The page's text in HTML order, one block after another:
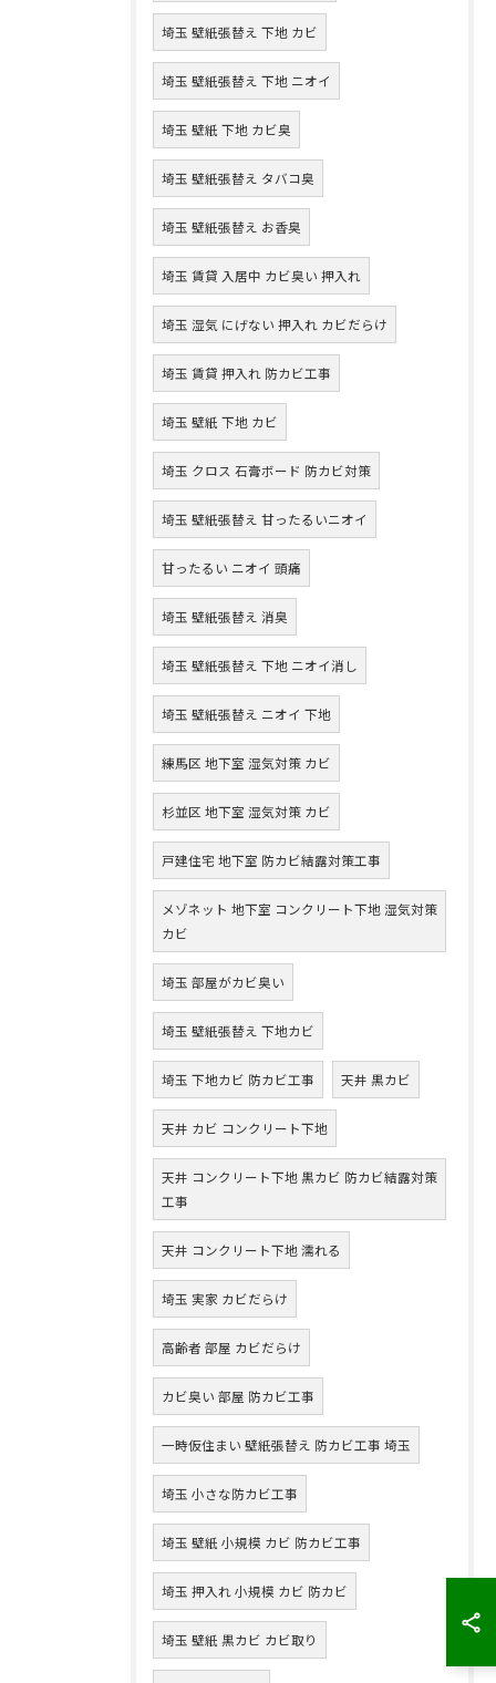
埼玉 壁紙張替え 下地 カビ
埼玉 壁紙張替え 下地 ニオイ
埼玉 壁紙 下地 カビ臭
埼玉 壁紙張替え タバコ臭
埼玉 壁紙張替え お香臭
埼玉 賃貸 入居中 カビ臭い 押入れ
埼玉 湿気 にげない 押入れ カビだらけ
埼玉 賃貸 押入れ 防カビ工事
埼玉 壁紙 下地 カビ
埼玉 クロス 石膏ボード 防カビ対策
埼玉 壁紙張替え 甘ったるいニオイ
甘ったるい ニオイ 頭痛
埼玉 壁紙張替え 消臭
埼玉 壁紙張替え 下地 ニオイ消し
埼玉 壁紙張替え ニオイ 下地
練馬区 地下室 湿気対策 カビ
杉並区 地下室 湿気対策 カビ
戸建住宅 地下室 防カビ結露対策工事
メゾネット 地下室 コンクリート下地 湿気対策
カビ
埼玉 部屋がカビ臭い
埼玉 壁紙張替え 下地カビ
埼玉 下地カビ 防カビ工事 天井 黒カビ
天井 カビ コンクリート下地
天井 コンクリート下地 黒カビ 防カビ結露対策
工事
天井 コンクリート下地 濡れる
埼玉 実家 カビだらけ
高齢者 部屋 カビだらけ
カビ臭い 部屋 防カビ工事
一時仮住まい 壁紙張替え 防カビ工事 埼玉
埼玉 小さな防カビ工事
埼玉 壁紙 小規模 カビ 防カビ工事
埼玉 押入れ 小規模 カビ 防カビ
埼玉 壁紙 黒カビ カビ取り